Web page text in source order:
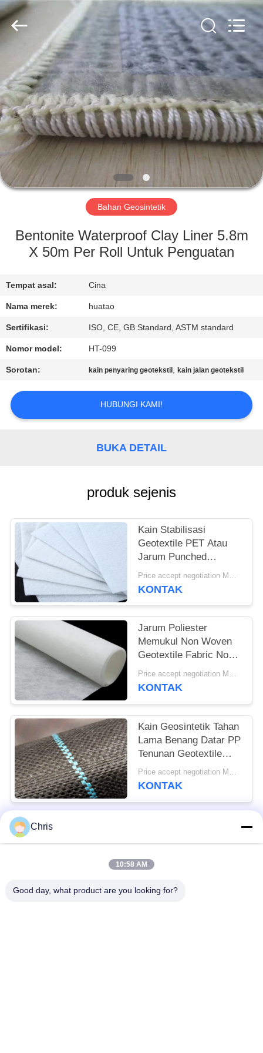
RUMAH
PRODUK
TENTANG
KAMI
TUR
KONTROL
HUBUNGI
KAMI
PERMINTAAN
PENAWARAN
HUATAO
LOVER
LTD.
All
Bahan Geosintetik
Bentonite Waterproof Clay Liner 5.8m
X 50m Per Roll Untuk Penguatan
Tempat asal: Cina
Nama merek: huatao
Sertifikasi: ISO, CE, GB Standard, ASTM standard
Nomor model: HT-099
Sorotan: kain penyaring geotekstil ,kain jalan geotekstil
HUBUNGI KAMI!
BUKA DETAIL
produk sejenis
Kain Stabilisasi
Geotextile PET Atau
Jarum Punched
Geotextile White Anti-
Aging
Price accept negotiation MOQ:1sqm
KONTAK
Jarum Poliester
Memukul Non Woven
Geotextile Fabric Non
Woven Anti - OksidasiPrice accept negotiation MOQ:100sq.m
KONTAK
Kain Geosintetik Tahan
Lama Benang Datar PP
Tenunan Geotextile
Untuk Mencegah
Tumbuh Rumput
Price accept negotiation MOQ:1000 sq.m.
KONTAK
Bad Request
Chris
10:58 AM
Good day, what product are you looking for?